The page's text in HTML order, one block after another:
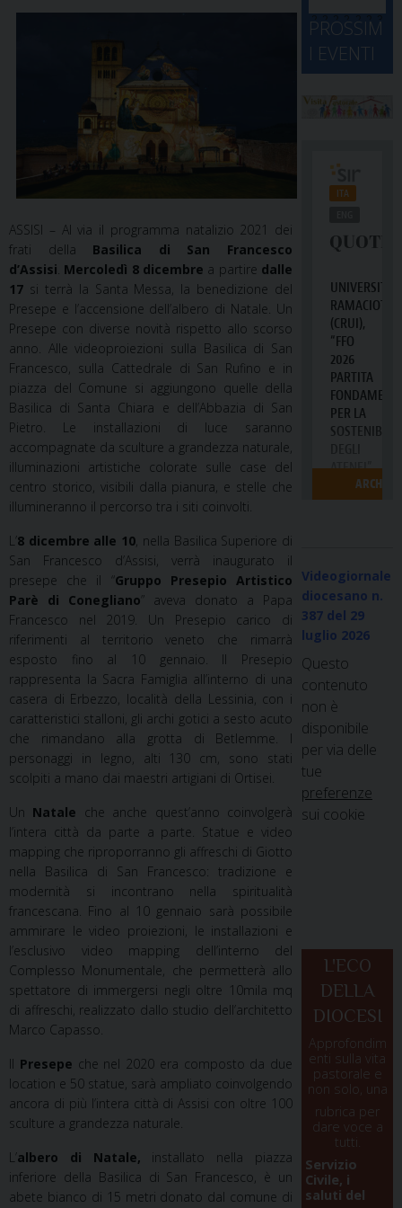
ASSISI – Al via il programma natalizio 2021 dei
frati della Basilica di San Francesco
d’Assisi. Mercoledì 8 dicembre a partire dalle
17 si terrà la Santa Messa, la benedizione del
Presepe e l’accensione dell’albero di Natale. Un
Presepe con diverse novità rispetto allo scorso
anno. Alle videoproiezioni sulla Basilica di San
Francesco, sulla Cattedrale di San Rufino e in
piazza del Comune si aggiungono quelle della
Basilica di Santa Chiara e dell’Abbazia di San
Pietro. Le installazioni di luce saranno
accompagnate da sculture a grandezza naturale,
illuminazioni artistiche colorate sulle case del
centro storico, visibili dalla pianura, e stelle che
illumineranno il percorso tra i siti coinvolti.
L’8 dicembre alle 10, nella Basilica Superiore di
San Francesco d’Assisi, verrà inaugurato il
presepe che il “ Gruppo Presepio Artistico
Parè di Conegliano” aveva donato a Papa
Francesco nel 2019. Un Presepio carico di
riferimenti al territorio veneto che rimarrà
esposto fino al 10 gennaio. Il Presepio
rappresenta la Sacra Famiglia all’interno di una
casera di Erbezzo, località della Lessinia, con i
caratteristici stalloni, gli archi gotici a sesto acuto
che rimandano alla grotta di Betlemme. I
personaggi in legno, alti 130 cm, sono stati
scolpiti a mano dai maestri artigiani di Ortisei.
Un Natale che anche quest’anno coinvolgerà
l’intera città da parte a parte. Statue e video
mapping che riproporranno gli affreschi di Giotto
nella Basilica di San Francesco: tradizione e
modernità si incontrano nella spiritualità
francescana. Fino al 10 gennaio sarà possibile
ammirare le video proiezioni, le installazioni e
l’esclusivo video mapping dell’interno del
Complesso Monumentale, che permetterà allo
spettatore di immergersi negli oltre 10mila mq
di affreschi, realizzato dallo studio dell’architetto
Marco Capasso.
Il Presepe che nel 2020 era composto da due
location e 50 statue, sarà ampliato coinvolgendo
ancora di più l’intera città di Assisi con oltre 100
sculture a grandezza naturale.
L’albero di Natale, installato nella piazza
inferiore della Basilica di San Francesco, è un
abete bianco di 15 metri donato dal comune di
2
4
2
5
2
6
2
7
2
8
2
9
3
0
3
1 1 2 3 4 5 6
PROSSIM
I EVENTI
Videogiornale
diocesano n.
387 del 29
luglio 2026
Questo
contenuto
non è
disponibile
per via delle
tue
preferenze
sui cookie
L'ECO
DELLA
DIOCESI
Approfondim
enti sulla vita
pastorale e
non solo, una
rubrica per
dare voce a
tutti.
Servizio
Civile, i
saluti del